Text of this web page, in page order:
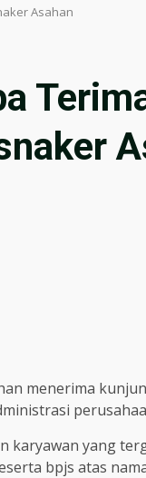
Asahan
menerima
karyawan yang
bpjs atas